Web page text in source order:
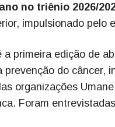
no triênio 2026/
impulsionado pelo
a primeira edição de
prevenção do câncer,
organizações
Foram